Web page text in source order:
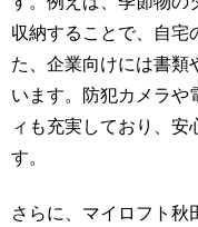
収納することで、自宅
た、企業向けには書類
います。防犯カメラや
ィも充実しており、
す。
さらに、マイロフト秋